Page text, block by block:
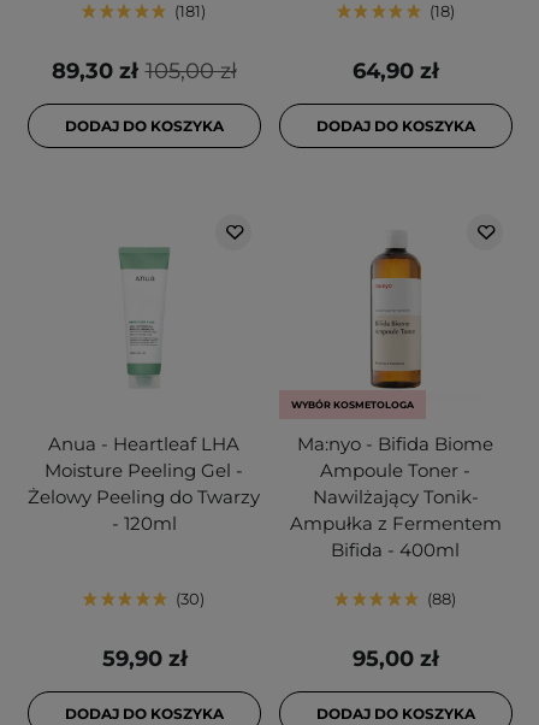
181
105,00 zł
89,30 zł
DODAJ DO KOSZYKA
18
64,90 zł
DODAJ DO KOSZYKA
Anua - Heartleaf LHA
Moisture Peeling Gel -
Żelowy Peeling do Twarzy
- 120ml
30
59,90 zł
DODAJ DO KOSZYKA
WYBÓR KOSMETOLOGA
Ma:nyo - Bifida Biome
Ampoule Toner -
Nawilżający Tonik-
Ampułka z Fermentem
Bifida - 400ml
88
95,00 zł
DODAJ DO KOSZYKA